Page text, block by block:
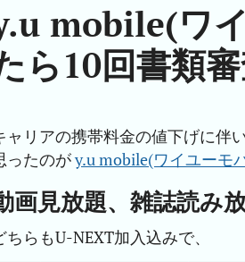
mobile(ワ
ら10回書類
ャリアの携帯料金の値下げに伴
ったのがy.u mobile(ワイユーモ
画見放題、雑誌読み
ちらもU-NEXT加入込みで、